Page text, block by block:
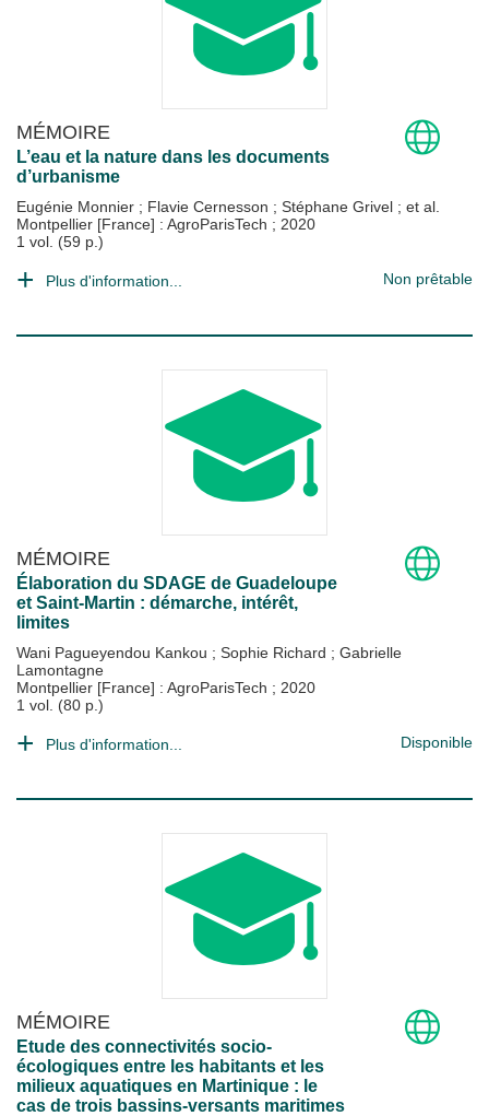
MÉMOIRE
L’eau et la nature dans les documents
d’urbanisme
Eugénie Monnier ; Flavie Cernesson ; Stéphane Grivel ; et al.
Montpellier [France] : AgroParisTech ; 2020
1 vol. (59 p.)
Plus d'information... Non prêtable
MÉMOIRE
Élaboration du SDAGE de Guadeloupe
et Saint-Martin : démarche, intérêt,
limites
Wani Pagueyendou Kankou ; Sophie Richard ; Gabrielle
Lamontagne
Montpellier [France] : AgroParisTech ; 2020
1 vol. (80 p.)
Plus d'information... Disponible
MÉMOIRE
Etude des connectivités socio-
écologiques entre les habitants et les
milieux aquatiques en Martinique : le
cas de trois bassins-versants maritimes